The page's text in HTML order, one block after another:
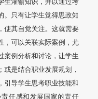
生灌输知识，并以通过考
。只有让学生觉得思政知
使其自觉关注。这就需要
，可以关联实际案例，尤
案例分析和讨论，让学生
是结合职业发展规划，
引导学生思考职业技能和
任感和发展国家的责任